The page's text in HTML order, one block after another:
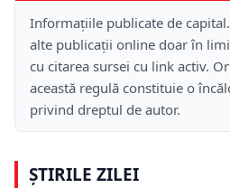
Informațiile publicate de
alte publicații online doar în
cu citarea sursei cu link activ.
această regulă constituie o
privind dreptul de autor.
ȘTIRILE ZILEI